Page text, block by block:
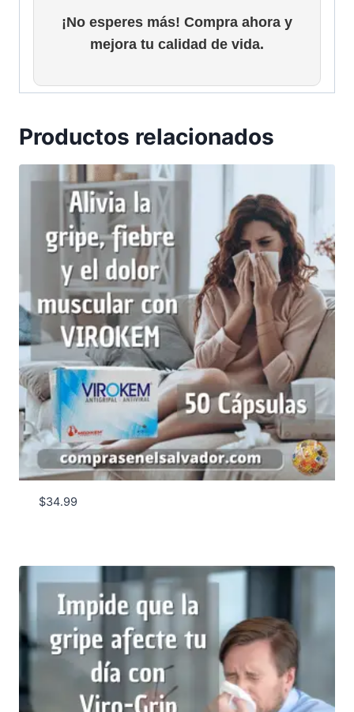
¡No esperes más! Compra ahora y
mejora tu calidad de vida.
Productos relacionados
$34.99